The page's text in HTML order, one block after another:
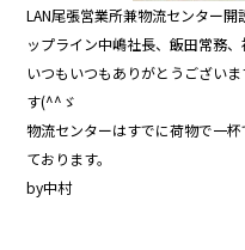
LAN尾張営業所兼物流センター
ップライン中嶋社長、飯田常務
いつもいつもありがとうござい
す(^^ゞ
物流センターはすでに荷物で一
ております。
by中村